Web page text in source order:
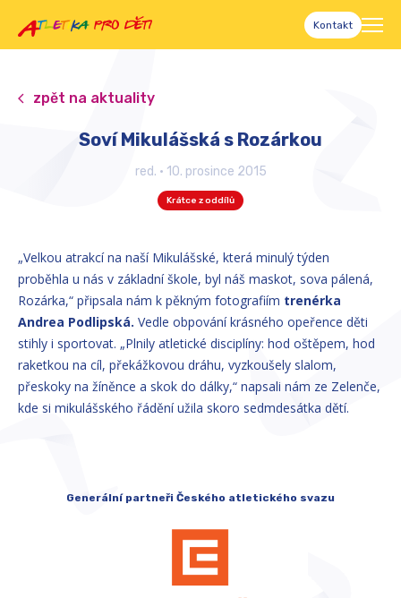
Kontakt
zpět na aktuality
Soví Mikulášská s Rozárkou
red. • 10. prosince 2015
Krátce z oddílů
„Velkou atrakcí na naší Mikulášské, která minulý týden
proběhla u nás v základní škole, byl náš maskot, sova pálená,
Rozárka,“ připsala nám k pěkným fotografiím trenérka
Andrea Podlipská. Vedle obpování krásného opeřence děti
stihly i sportovat. „Plnily atletické disciplíny: hod oštěpem, hod
raketkou na cíl, překážkovou dráhu, vyzkoušely slalom,
přeskoky na žíněnce a skok do dálky,“ napsali nám ze Zelenče,
kde si mikulášského řádění užila skoro sedmdesátka dětí.
Generální partneři Českého atletického svazu